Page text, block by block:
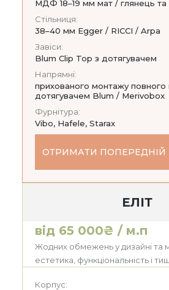
МДФ 18–19 мм мат / глянець та
Стільниця:
38–40 мм Egger / RICCI / Arpa
Завіси:
Blum Clip Top з дотягувачем
Напрямні:
прихованого монтажу повного
дотягувачем Blum / Merivobox
Фурнітура:
Vibo, Hafele, Starax
ОТРИМАТИ ПОПЕРЕДНІЙ
ЕЛІТ
від 65 000₴ / м.п
Жодних обмежень у дизайні та
естетика, функціональність і
Корпус: